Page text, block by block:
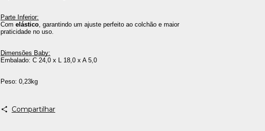
Parte Inferior:
Com elástico , garantindo um ajuste perfeito ao colchão e maior
praticidade no uso.
Dimensões Baby:
Embalado: C 24,0 x L 18,0 x A 5,0
Peso: 0,23kg
Compartilhar